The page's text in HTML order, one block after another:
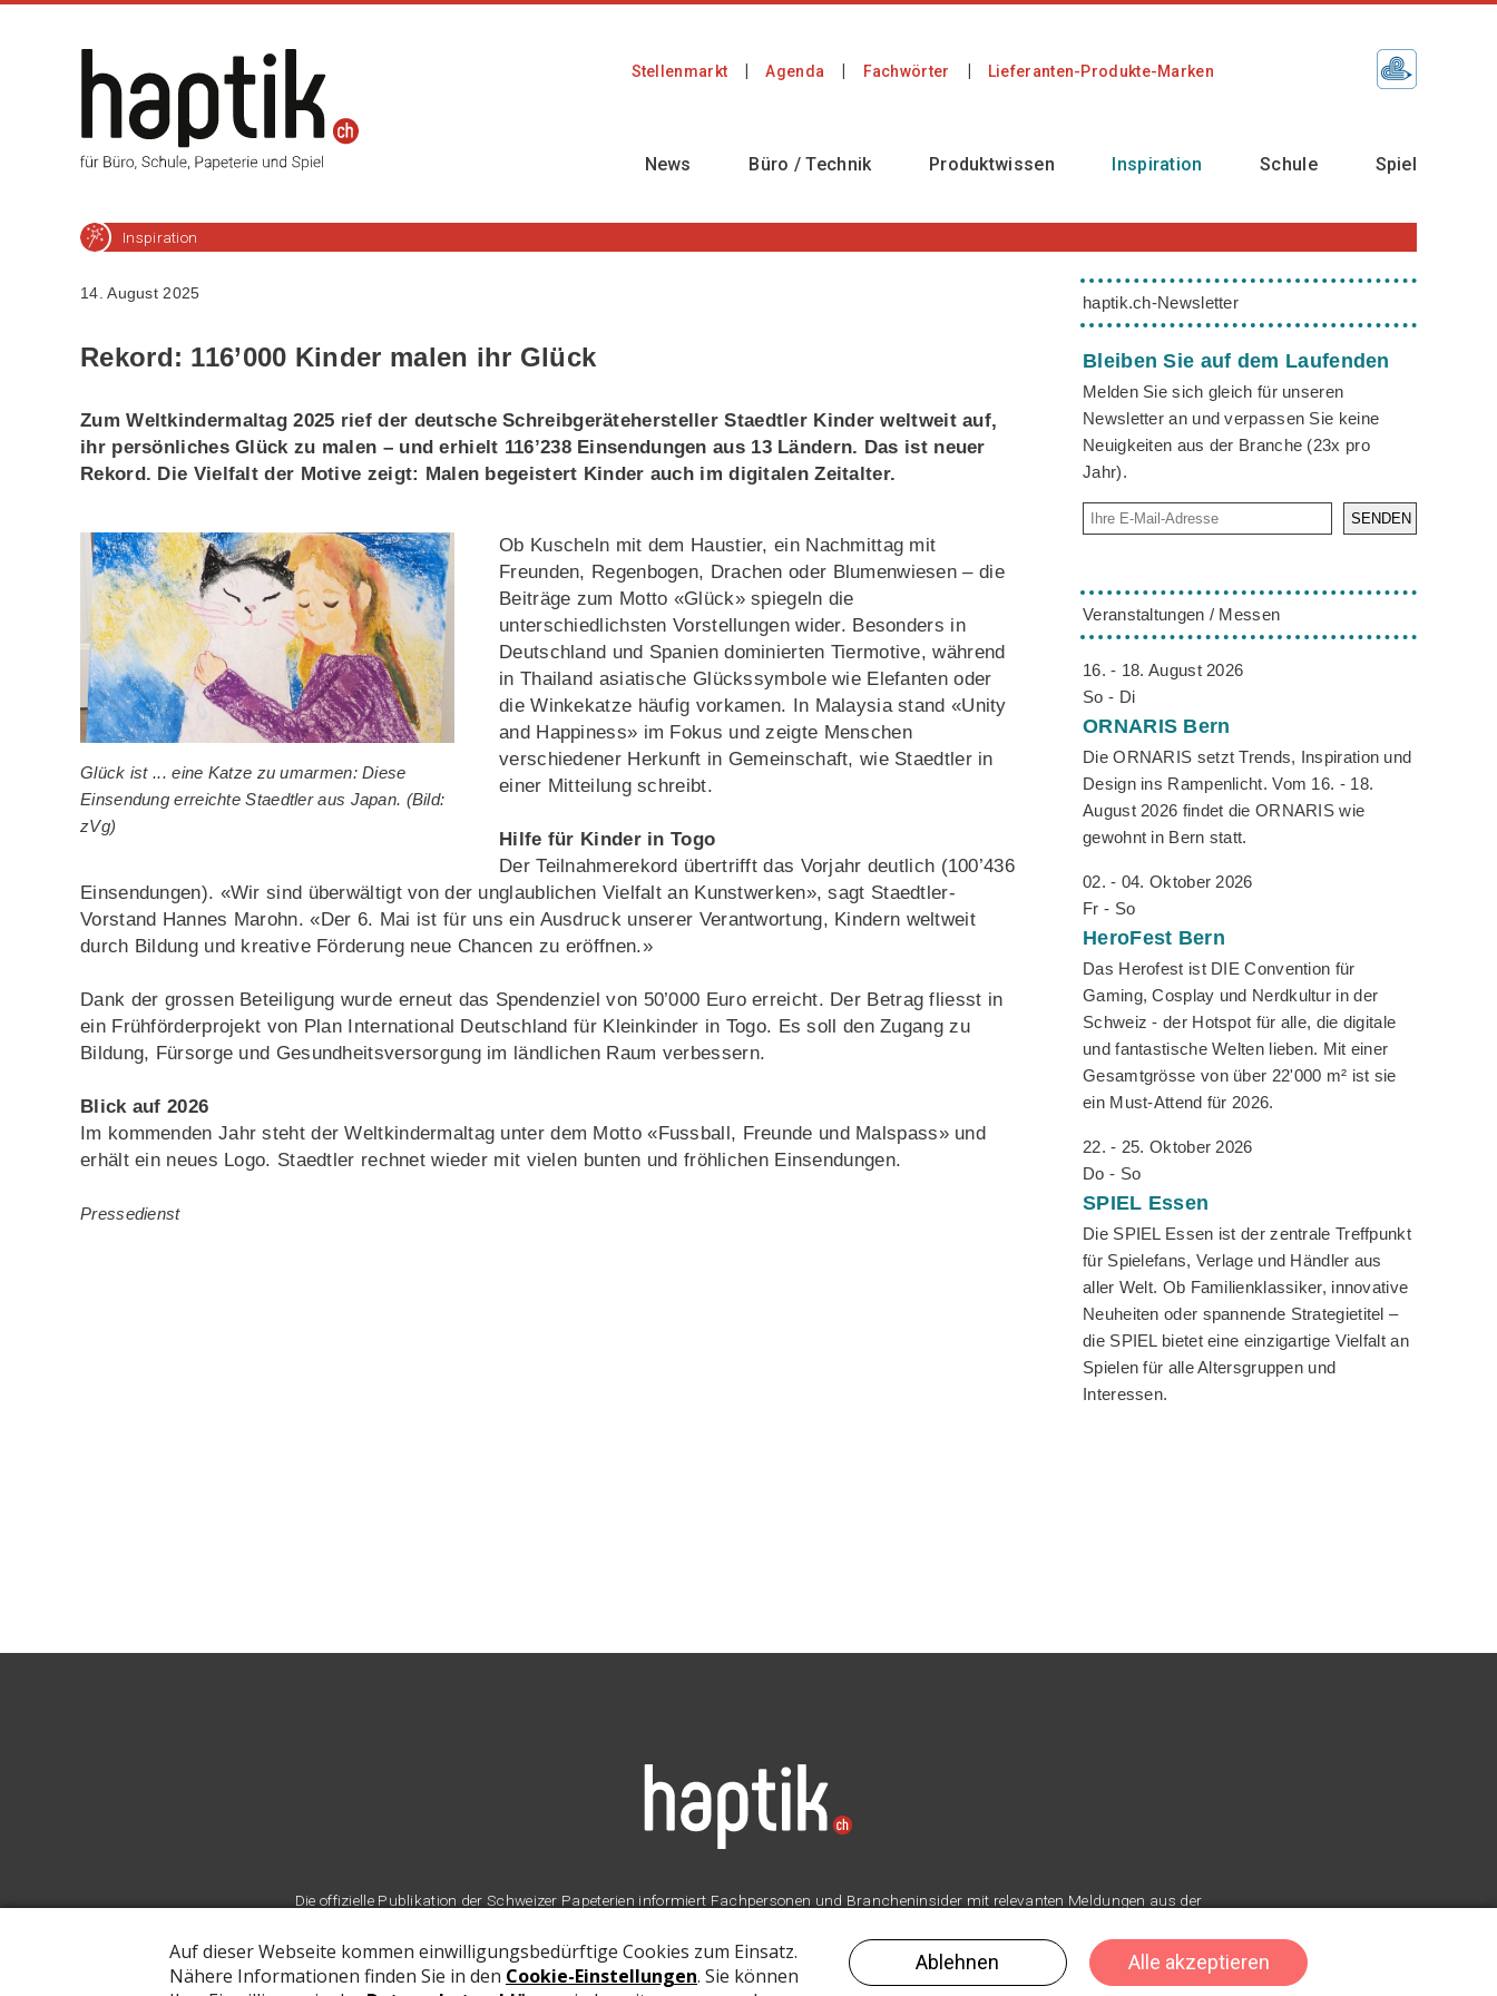
Stellenmarkt Agenda Fachwörter Lieferanten-Produkte-Marken
News Büro / Technik Produktwissen Inspiration Schule Spiel
Inspiration
14. August 2025
Rekord: 116’000 Kinder malen ihr Glück
Zum Weltkindermaltag 2025 rief der deutsche Schreibgerätehersteller Staedtler Kinder weltweit auf,
ihr persönliches Glück zu malen – und erhielt 116’238 Einsendungen aus 13 Ländern. Das ist neuer
Rekord. Die Vielfalt der Motive zeigt: Malen begeistert Kinder auch im digitalen Zeitalter.
Glück ist ... eine Katze zu umarmen: Diese
Einsendung erreichte Staedtler aus Japan. (Bild:
zVg)
Ob Kuscheln mit dem Haustier, ein Nachmittag mit
Freunden, Regenbogen, Drachen oder Blumenwiesen – die
Beiträge zum Motto «Glück» spiegeln die
unterschiedlichsten Vorstellungen wider. Besonders in
Deutschland und Spanien dominierten Tiermotive, während
in Thailand asiatische Glückssymbole wie Elefanten oder
die Winkekatze häufig vorkamen. In Malaysia stand «Unity
and Happiness» im Fokus und zeigte Menschen
verschiedener Herkunft in Gemeinschaft, wie Staedtler in
einer Mitteilung schreibt.
Hilfe für Kinder in Togo
Der Teilnahmerekord übertrifft das Vorjahr deutlich (100’436
Einsendungen). «Wir sind überwältigt von der unglaublichen Vielfalt an Kunstwerken», sagt Staedtler-
Vorstand Hannes Marohn. «Der 6. Mai ist für uns ein Ausdruck unserer Verantwortung, Kindern weltweit
durch Bildung und kreative Förderung neue Chancen zu eröffnen.»
Dank der grossen Beteiligung wurde erneut das Spendenziel von 50’000 Euro erreicht. Der Betrag fliesst in
ein Frühförderprojekt von Plan International Deutschland für Kleinkinder in Togo. Es soll den Zugang zu
Bildung, Fürsorge und Gesundheitsversorgung im ländlichen Raum verbessern.
Blick auf 2026
Im kommenden Jahr steht der Weltkindermaltag unter dem Motto «Fussball, Freunde und Malspass» und
erhält ein neues Logo. Staedtler rechnet wieder mit vielen bunten und fröhlichen Einsendungen.
Pressedienst
haptik.ch-Newsletter
Bleiben Sie auf dem Laufenden
Melden Sie sich gleich für unseren
Newsletter an und verpassen Sie keine
Neuigkeiten aus der Branche (23x pro
Jahr).
SENDEN
Veranstaltungen / Messen
16. - 18. August 2026
So - Di
ORNARIS Bern
Die ORNARIS setzt Trends, Inspiration und
Design ins Rampenlicht. Vom 16. - 18.
August 2026 findet die ORNARIS wie
gewohnt in Bern statt.
02. - 04. Oktober 2026
Fr - So
HeroFest Bern
Das Herofest ist DIE Convention für
Gaming, Cosplay und Nerdkultur in der
Schweiz - der Hotspot für alle, die digitale
und fantastische Welten lieben. Mit einer
Gesamtgrösse von über 22'000 m² ist sie
ein Must-Attend für 2026.
22. - 25. Oktober 2026
Do - So
SPIEL Essen
Die SPIEL Essen ist der zentrale Treffpunkt
für Spielefans, Verlage und Händler aus
aller Welt. Ob Familienklassiker, innovative
Neuheiten oder spannende Strategietitel –
die SPIEL bietet eine einzigartige Vielfalt an
Spielen für alle Altersgruppen und
Interessen.
Die offizielle Publikation der Schweizer Papeterien informiert Fachpersonen und Brancheninsider mit relevanten Meldungen aus der